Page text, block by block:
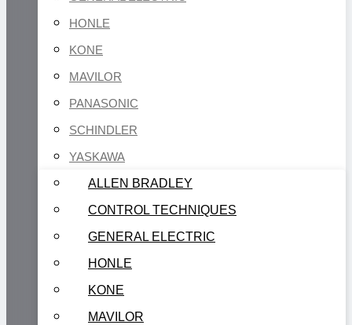
HONLE
KONE
MAVILOR
PANASONIC
SCHINDLER
YASKAWA
ALLEN BRADLEY
CONTROL TECHNIQUES
GENERAL ELECTRIC
HONLE
KONE
MAVILOR